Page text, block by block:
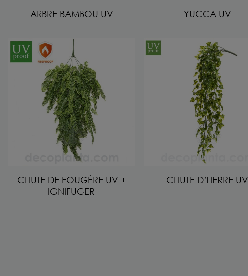
ARBRE BAMBOU UV YUCCA UV
CHUTE DE FOUGÈRE UV +
IGNIFUGER
CHUTE D’LIERRE UV